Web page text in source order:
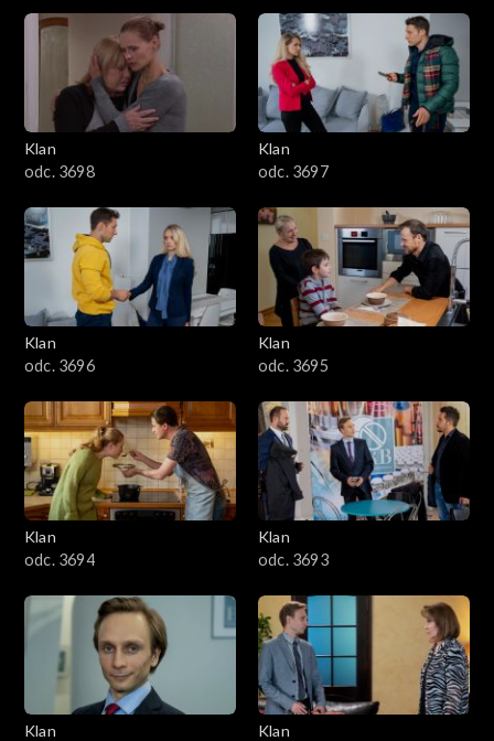
4301–4400
4201–4300
4101–4200
3901–4000
3801–3900
3701–3800
3601–3700
3501–3600
3401–3500
3201–3300
3101–3200
Klan
odc. 3698
Klan
odc. 3697
Klan
odc. 3696
Klan
odc. 3695
Klan
odc. 3694
Klan
odc. 3693
Klan
Klan